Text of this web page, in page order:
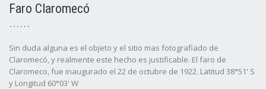
Faro Claromecó
Sin duda alguna es el objeto y el sitio mas fotografiado de
Claromecó, y realmente este hecho es justificable. El faro de
Claromeco, fue inaugurado el 22 de octubre de 1922. Latitud 38°51' S
y Longitud 60°03' W